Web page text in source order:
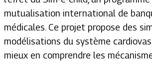
mutualisation international de
médicales. Ce projet propose des
modélisations du système
mieux en comprendre les